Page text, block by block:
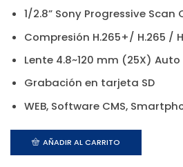
1/2.8” Sony Progressive Scan
Compresión H.265+/ H.265 /
Lente 4.8~120 mm (25X) Auto
Grabación en tarjeta SD
WEB, Software CMS,
AÑADIR AL CARRITO